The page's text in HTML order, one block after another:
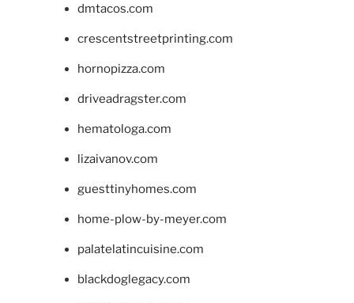
dmtacos.com
crescentstreetprinting.com
hornopizza.com
driveadragster.com
hematologa.com
lizaivanov.com
guesttinyhomes.com
home-plow-by-meyer.com
palatelatincuisine.com
blackdoglegacy.com